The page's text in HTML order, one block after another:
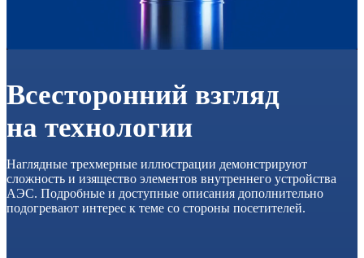
Всесторонний взгляд
на технологии
Наглядные трехмерные иллюстрации демонстрируют
сложность и изящество элементов внутреннего устройства
АЭС. Подробные и доступные описания дополнительно
подогревают интерес к теме со стороны посетителей.